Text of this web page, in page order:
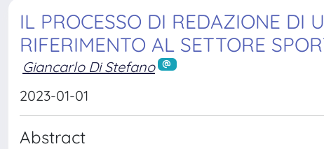
IL PROCESSO DI REDAZIONE DI
RIFERIMENTO AL SETTORE
Giancarlo Di Stefano
2023-01-01
Abstract